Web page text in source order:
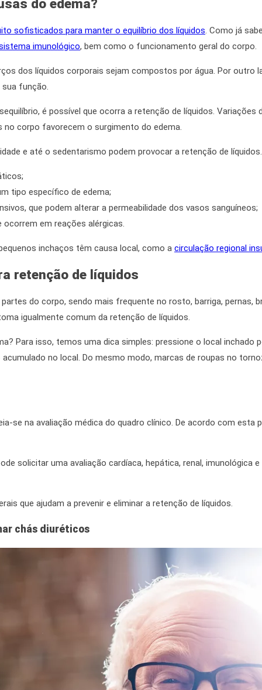
do edema?
sofisticados para manter o equilíbrio dos líquidos . Como já
imunológico, bem como o funcionamento geral do corpo.
dos líquidos corporais sejam compostos por água. Por outro
sua função.
é possível que ocorra a retenção de líquidos . Variações
corpo favorecem o surgimento do edema.
e até o sedentarismo podem provocar a retenção de líquidos
tipo específico de edema;
que podem alterar a permeabilidade dos vasos sanguíneos;
em reações alérgicas.
inchaços têm causa local, como a circulação regional
retenção de líquidos
do corpo, sendo mais frequente no rosto, barriga, pernas,
igualmente comum da retenção de líquidos.
Para isso, temos uma dica simples: pressione o local inchado
no local. Do mesmo modo, marcas de roupas no
se na avaliação médica do quadro clínico. De acordo com esta
solicitar uma avaliação cardíaca, hepática, renal, imunológica
que ajudam a prevenir e eliminar a retenção de líquidos.
chás diuréticos